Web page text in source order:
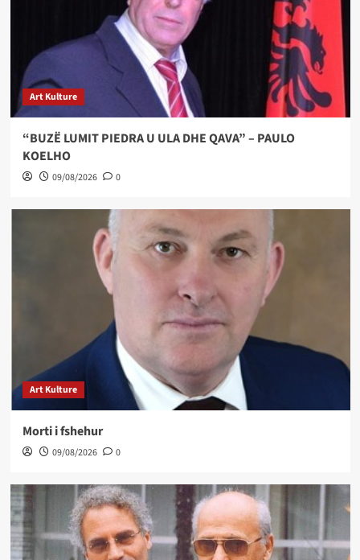
Art Kulture
“BUZË LUMIT PIEDRA U ULA DHE QAVA” – PAULO
KOELHO
09/08/2026 0
Art Kulture
Morti i fshehur
09/08/2026 0